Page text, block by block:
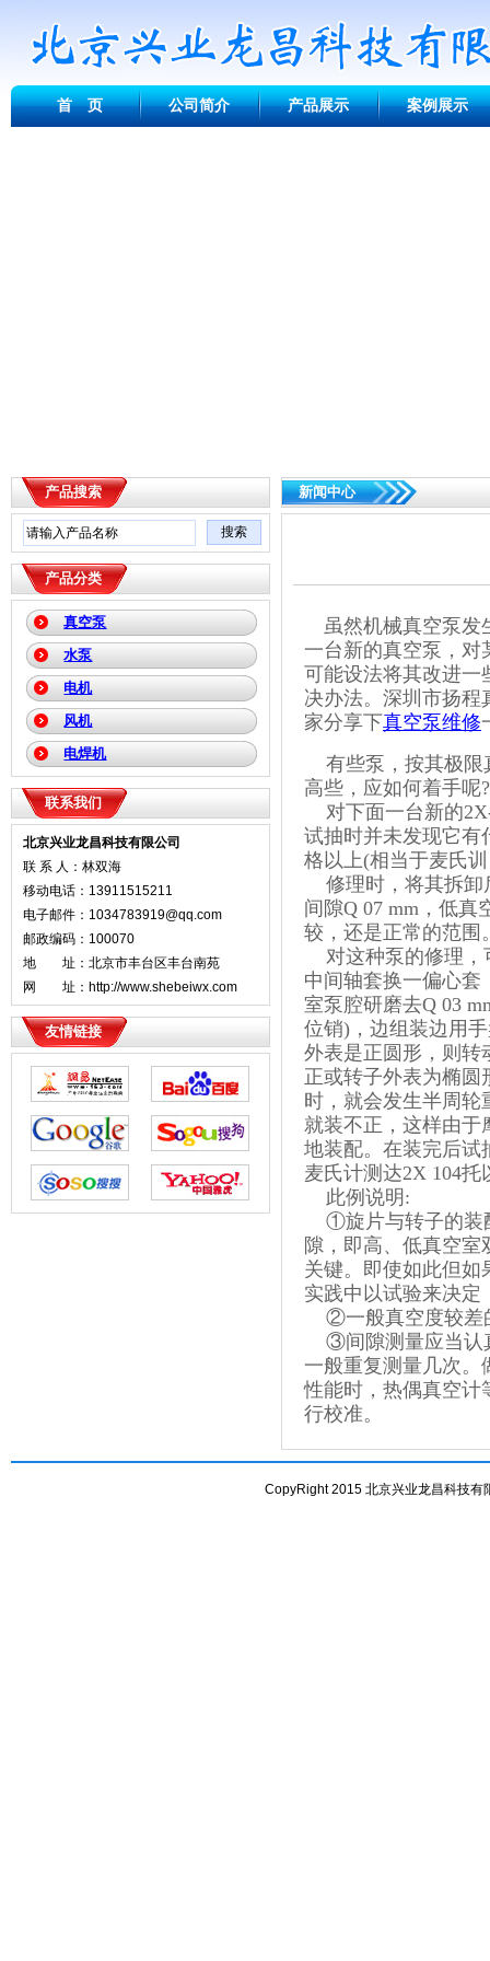
首 页 公司简介 产品展示 案例展示
产品搜索
产品分类
真空泵
水泵
电机
风机
电焊机
联系我们
北京兴业龙昌科技有限公司
联 系 人：林双海
移动电话：13911515211
电子邮件：1034783919@qq.com
邮政编码：100070
地 址：北京市丰台区丰台南苑
网 址：http://www.shebeiwx.com
友情链接
新闻中心
虽然机械真空泵发
一台新的真空泵，对
可能设法将其改进一
决办法。深圳市扬程
家分享下真空泵维修
有些泵，按其极
高些，应如何着手呢?
对下面一台新的
试抽时并未发现它有
格以上(相当于麦氏训
修理时，将其拆
间隙Q 07 mm ，低真
较，还是正常的范围
对这种泵的修理
中间轴套换一偏心套
室泵腔研磨去Q 03
位销) ，边组装边用
外表是正圆形，则转
正或转子外表为椭圆
时，就会发生半周轮
就装不正，这样由于
地装配。在装完后试
麦氏计测达2X 104托
此例说明 :
①旋片与转子的
隙，即高、低真空
关键。即使如此但如
实践中以试验来决定
②一般真空度较
③间隙测量应当
一般重复测量几次。
性能时，热偶真空计
行校准。
CopyRight 2015 北京兴业龙昌科技